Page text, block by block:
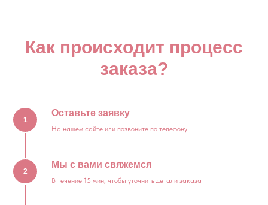
Как происходит процесс
заказа?
1
Оставьте заявку
На нашем сайте или позвоните по телефону
2
Мы с вами свяжемся
В течение 15 мин, чтобы уточнить детали заказа